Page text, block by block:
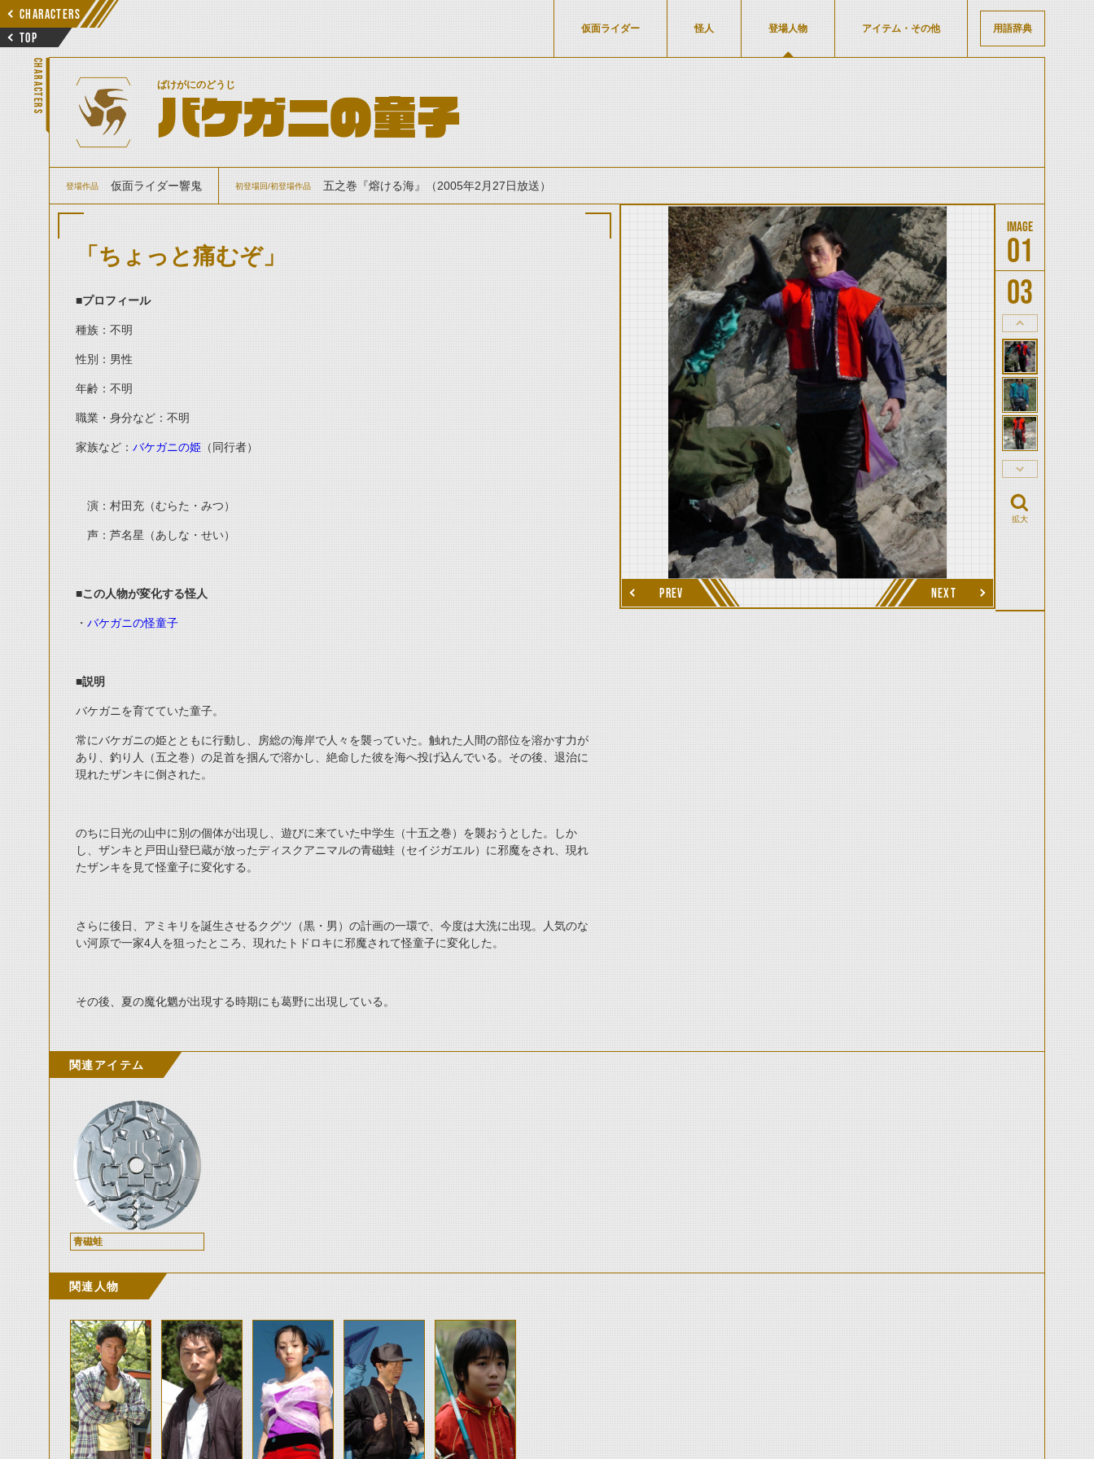
CHARACTERS
TOP
仮面ライダー 怪人 登場人物 アイテム・その他 用語辞典
CHARACTERS ばけがにのどうじ
バケガニの童子
登場作品 仮面ライダー響鬼 初登場回/初登場作品 五之巻『熔ける海』（2005年2月27日放送）
「ちょっと痛むぞ」
■プロフィール
種族：不明
性別：男性
年齢：不明
職業・身分など ：不明
家族など： バケガニの姫 （同行者）
演：村田充（むらた・みつ）
声：芦名星（あしな・せい）
■この人物が変化する怪人
・ バケガニの怪童子
■説明
バケガニを育てていた童子。
常にバケガニの姫とともに行動し、房総の海岸で人々を襲っていた。触れた人間の部位を溶かす力が
あり、釣り人（五之巻）の足首を掴んで溶かし、絶命した彼を海へ投げ込んでいる。その後、退治に
現れたザンキに倒された。
のちに日光の山中に別の個体が出現し、遊びに来ていた中学生（十五之巻）を襲おうとした。しか
し、ザンキと戸田山登巳蔵が放ったディスクアニマルの青磁蛙（セイジガエル）に邪魔をされ、現れ
たザンキを見て怪童子に変化する。
さらに後日、アミキリを誕生させるクグツ（黒・男）の計画の一環で、今度は大洗に出現。人気のな
い河原で一家4人を狙ったところ、現れたトドロキに邪魔されて怪童子に変化した。
その後、夏の魔化魍が出現する時期にも葛野に出現している。
PREV NEXT
01
03
拡大
関連アイテム
青磁蛙
関連人物